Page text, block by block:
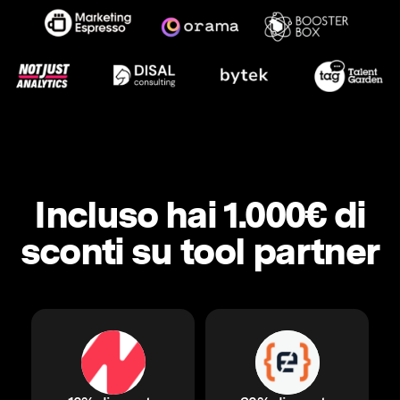
Incluso hai 1.000€ di
sconti su tool partner